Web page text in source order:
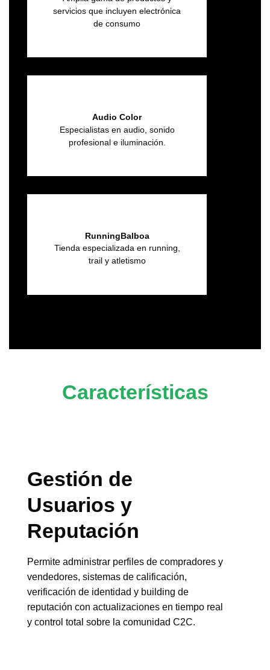
servicios que incluyen electrónica
de consumo
Audio Color
Especialistas en audio, sonido
profesional e iluminación.
RunningBalboa
Tienda especializada en running,
trail y atletismo
Características
Gestión de
Usuarios y
Reputación
Permite administrar perfiles de compradores y
vendedores, sistemas de calificación,
verificación de identidad y building de
reputación con actualizaciones en tiempo real
y control total sobre la comunidad C2C.